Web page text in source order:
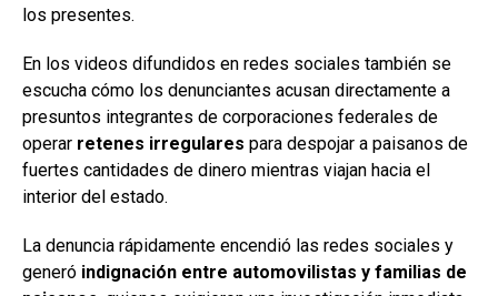
los presentes.
En los videos difundidos en redes sociales también se
escucha cómo los denunciantes acusan directamente a
presuntos integrantes de corporaciones federales de
operar retenes irregulares para despojar a paisanos de
fuertes cantidades de dinero mientras viajan hacia el
interior del estado.
La denuncia rápidamente encendió las redes sociales y
generó indignación entre automovilistas y familias de